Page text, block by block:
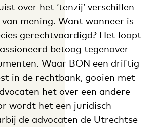
over het ‘tenzij’ verschillen
van mening. Want wanneer is
gerechtvaardigd? Het loopt
betoog tegenover
Waar BON een driftig
in de rechtbank, gooien met
het over een andere
wordt het een juridisch
de advocaten de Utrechtse